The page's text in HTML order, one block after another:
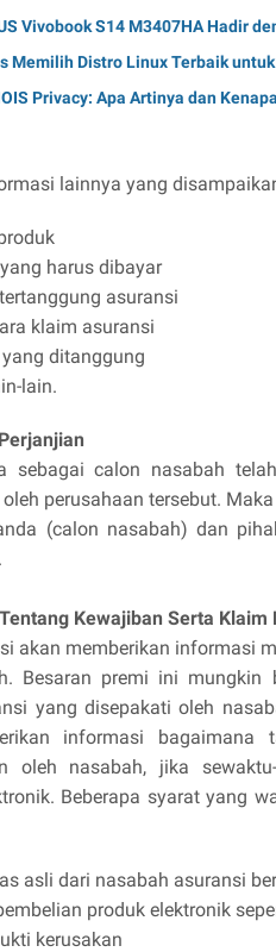
Vivobook S14 M3407HA Hadir
Memilih Distro Linux Terbaik untuk
Privacy: Apa Artinya dan
lainnya yang
harus dibayar
asuransi
klaim asuransi
ditanggung
lain.
sebagai calon nasabah
perusahaan tersebut.
(calon nasabah) dan
Kewajiban Serta Klaim
akan memberikan informasi
Besaran premi ini mungkin
yang disepakati oleh
informasi bagaimana
oleh nasabah, jika
Beberapa syarat yang
asli dari nasabah asuransi
produk elektronik
kerusakan